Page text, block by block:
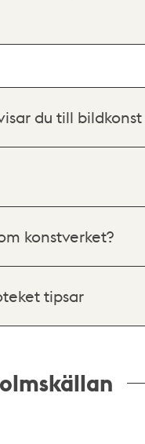
du till bildkonst
konstverket?
tipsar